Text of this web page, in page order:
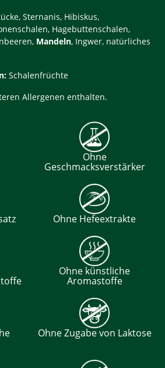
Sternanis, Hibiskus,
Hagebuttenschalen,
Mandeln, Ingwer, natürliches
Schalenfrüchte
Allergenen enthalten.
Ohne
Geschmacksverstärker
Ohne Hefeextrakte
Ohne künstliche
Aromastoffe
Ohne Zugabe von Laktose